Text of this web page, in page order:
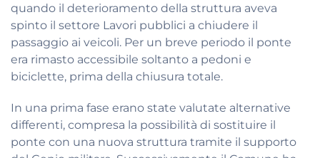
quando il deterioramento della struttura aveva
spinto il settore Lavori pubblici a chiudere il
passaggio ai veicoli. Per un breve periodo il ponte
era rimasto accessibile soltanto a pedoni e
biciclette, prima della chiusura totale.
In una prima fase erano state valutate alternative
differenti, compresa la possibilità di sostituire il
ponte con una nuova struttura tramite il supporto